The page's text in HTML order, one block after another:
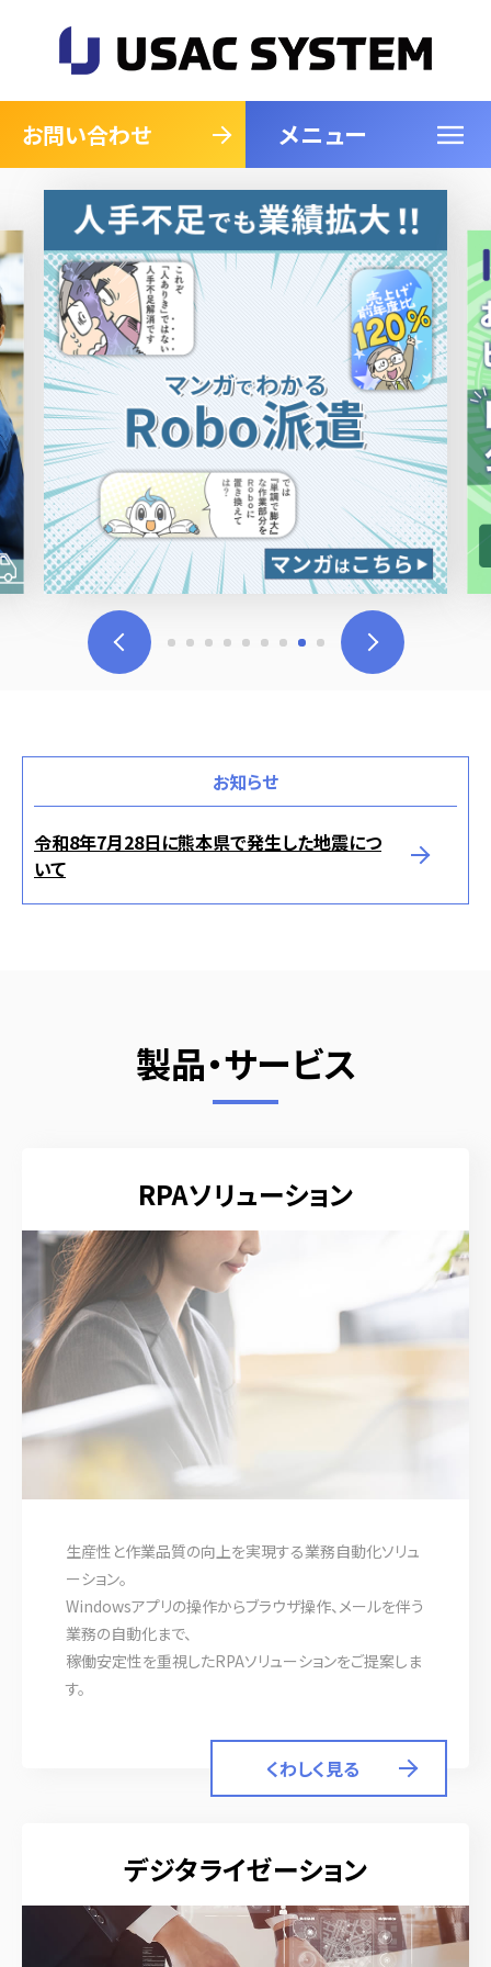
お問い合わせ メニュー
閉じる
お知らせ
令和8年7月28日に熊本県で発生した地震につ
いて
製品・サービス
RPAソリューション
生産性と作業品質の向上を実現する業務自動化ソリュ
ーション。
Windowsアプリの操作からブラウザ操作、メールを伴う
業務の自動化まで、
稼働安定性を重視したRPAソリューションをご提案しま
す。
くわしく見る
デジタライゼーション